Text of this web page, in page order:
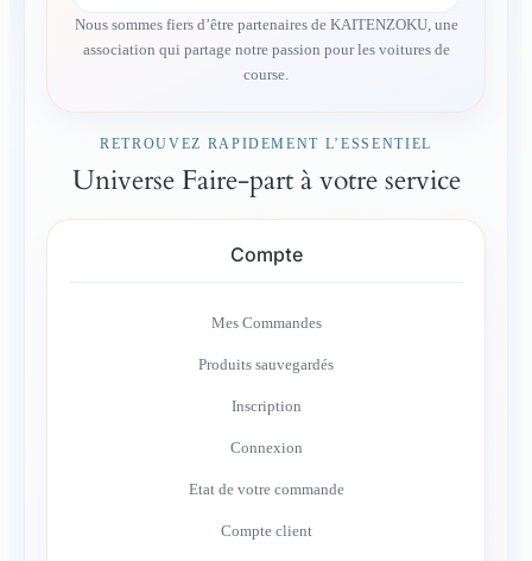
Nous sommes fiers d’être partenaires de KAITENZOKU, une
association qui partage notre passion pour les voitures de
course.
RETROUVEZ RAPIDEMENT L’ESSENTIEL
Universe Faire-part à votre service
Compte
Mes Commandes
Produits sauvegardés
Inscription
Connexion
Etat de votre commande
Compte client